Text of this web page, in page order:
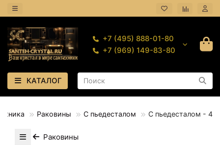
+7 (495) 888-01-80
+7 (969) 149-83-80
КАТАЛОГ
Раковины С пьедесталом С пьедесталом - 4
Раковины